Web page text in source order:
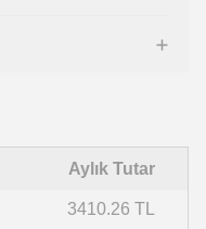
Aylık Tutar
3410.26 TL